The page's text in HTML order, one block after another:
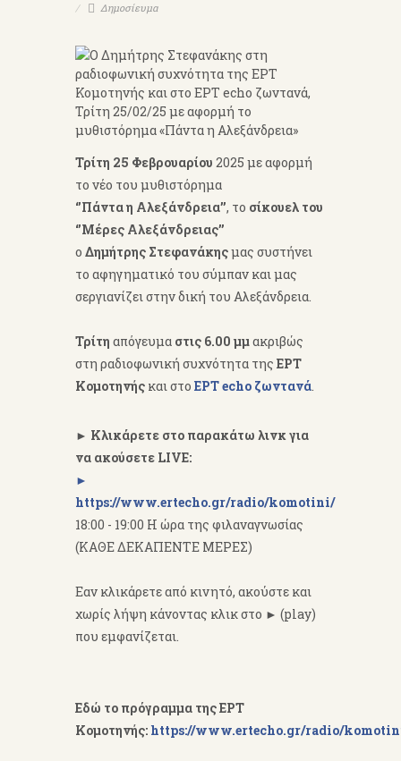
Δημοσίευμα
Τρίτη 25 Φεβρουαρίου 2025 με αφορμή
το νέο του μυθιστόρημα
‘’Πάντα η Αλεξάνδρεια’’, το σίκουελ του
‘’Μέρες Αλεξάνδρειας’’
ο Δημήτρης Στεφανάκηςμας συστήνει
το αφηγηματικό του σύμπαν και μας
σεργιανίζει στην δική του Αλεξάνδρεια.
Τρίτη απόγευμα στις 6.00 μμακριβώς
στη ραδιοφωνική συχνότητα της ΕΡΤ
Κομοτηνής και στο ΕΡΤ echo ζωντανά.
► Κλικάρετε στο παρακάτω λινκ για
να ακούσετε LIVE:
►
https://www.ertecho.gr/radio/komotini/
18:00 - 19:00 Η ώρα της φιλαναγνωσίας
(ΚΑΘΕ ΔΕΚΑΠΕΝΤΕ ΜΕΡΕΣ)
Εαν κλικάρετε από κινητό, ακούστε και
χωρίς λήψη κάνοντας κλικ στο ► (play)
που εμφανίζεται.
Εδώ το πρόγραμμα τηςΕΡΤ
Κομοτηνής: https://www.ertecho.gr/radio/